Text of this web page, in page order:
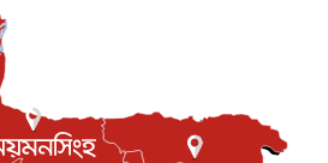
কূটনৈতিক সম্পর্ক পুনঃস্থাপন করছে মেক্সিকো ও
মুক্তি পেল ‘মালিক’